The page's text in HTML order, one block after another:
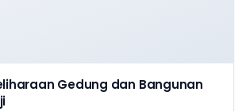
Gedung dan Bangunan